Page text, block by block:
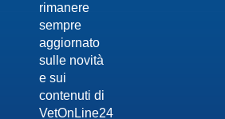
rimanere
sempre
aggiornato
sulle novità
e sui
contenuti di
VetOnLine24